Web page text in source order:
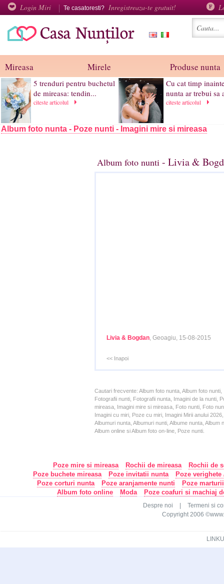
Login Miri Te casatoresti? Inregistreaza-te gratuit!
Mireasa Mirele Produse nunta
5 trenduri pentru buchetul
de mireasa: tendin...
citeste articolul
Cu cat timp
nunta ar trebui sa
citeste articolul
Album foto nunta - Poze nunti - Imagini mire si mireasa
Album foto nunti - Livia &
Livia & Bogdan, Geoagiu, 15-08-2015
<< Inapoi
Cautari frecvente: Album foto nunta, Album foto
Fotografii nunti, Fotografii nunta, Imagini de la nunti,
mireasa, Imagini mire si mireasa, Foto nunti, Foto
Imagini cu miri, Poze cu miri, Imagini Mirii anului
Albumuri nunta, Albumuri nunti, Albume nunta,
Album online si Album foto on-line, Poze nunti.
Poze mire si mireasa Rochii de mireasa
Rochii de
Poze buchete mireasa
Poze invitatii nunta
Poze
Poze corturi nunta
Poze aranjamente nunti
Poze
Album foto online
Moda Poze coafuri si machiaj
Despre noi
Termeni si
Copyright 2006